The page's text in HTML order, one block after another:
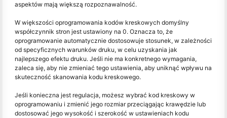
aspektów mają większą rozpoznawalność.
W większości oprogramowania kodów kreskowych domyślny
współczynnik stron jest ustawiony na 0. Oznacza to, że
oprogramowanie automatycznie dostosowuje stosunek, w zależności
od specyficznych warunków druku, w celu uzyskania jak
najlepszego efektu druku. Jeśli nie ma konkretnego wymagania,
zaleca się, aby nie zmieniać tego ustawienia, aby uniknąć wpływu na
skuteczność skanowania kodu kreskowego.
Jeśli konieczna jest regulacja, możesz wybrać kod kreskowy w
oprogramowaniu i zmienić jego rozmiar przeciągając krawędzie lub
dostosować jego wysokość i szerokość w ustawieniach kodu